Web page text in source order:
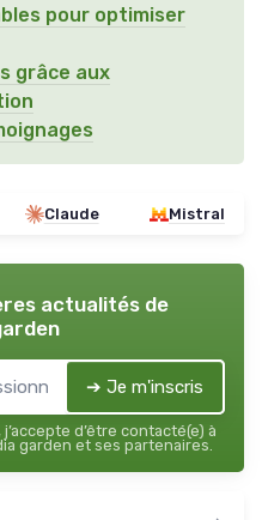
pour optimiser
grâce aux
Claude Mistral
actualités de
➔ Je m'inscris
d’être contacté(e) à
garden et ses partenaires.